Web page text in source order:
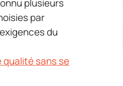
plusieurs
par
du
sans se